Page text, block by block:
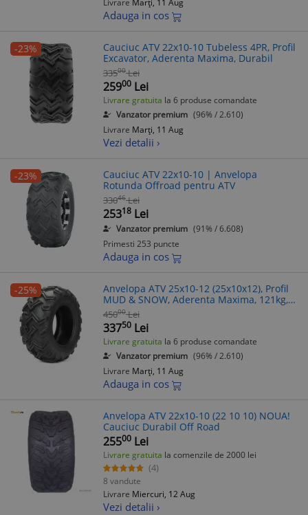
Livrare Marți, 11 Aug
Adauga in cos
-23%
Cauciuc ATV 22x10-10 Tubeless 4PR, Profil
Excavator, Aderenta Maxima, Durabil
33500 Lei
25900 Lei
Livrare gratuita la 6 produse comandate
Vanzator premium (96% / 2.610)
Livrare Marți, 11 Aug
Vezi detalii ›
-23%
Cauciuc ATV 22x10-10 | Anvelopa
Rotunda Offroad pentru ATV
33046 Lei
25318 Lei
Vanzator premium (91% / 6.608)
Primesti 253 puncte
Adauga in cos
-25%
Anvelopa ATV 25x10-12 (25x10x12), Profil
MUD & SNOW, Aderenta Maxima, 121kg,
Profil 18mm
45000 Lei
33750 Lei
Livrare gratuita la 6 produse comandate
Vanzator premium (96% / 2.610)
Livrare Marți, 11 Aug
Adauga in cos
Anvelopa ATV 22x10-10 (22 10 10) NOUA!
Cauciuc Durabil Off Road
25500 Lei
Livrare gratuita la comenzile de 2000 lei
(4)
8 vandute
Livrare Miercuri, 12 Aug
Vezi detalii ›